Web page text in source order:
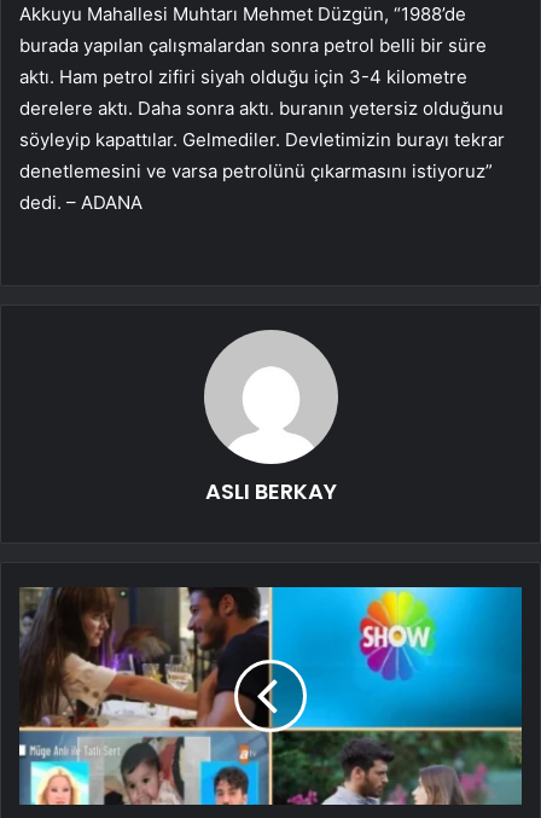
Akkuyu Mahallesi Muhtarı Mehmet Düzgün, “1988’de
burada yapılan çalışmalardan sonra petrol belli bir süre
aktı. Ham petrol zifiri siyah olduğu için 3-4 kilometre
derelere aktı. Daha sonra aktı. buranın yetersiz olduğunu
söyleyip kapattılar. Gelmediler. Devletimizin burayı tekrar
denetlemesini ve varsa petrolünü çıkarmasını istiyoruz”
dedi. – ADANA
ASLI BERKAY